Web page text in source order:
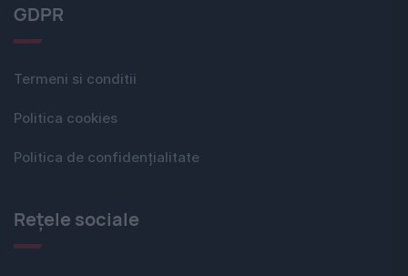
GDPR
Termeni si conditii
Politica cookies
Politica de confidențialitate
Rețele sociale